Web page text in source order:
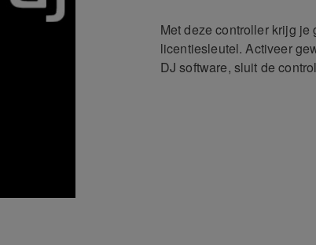
Met deze controller krijg je
licentiesleutel. Activeer
DJ software, sluit de